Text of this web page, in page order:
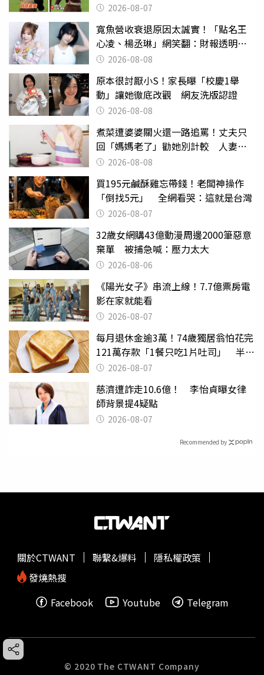
2026-08-07
寬魚營收衰退原因太誠實！「點名王
心凌、楊丞琳」網笑翻：財報透明度
滿分2026-08-08
原本很討厭小S！家長曝「校慶1舉
動」讓她徹底改觀 網友洗版認證
2026-08-08
煮菜遭婆婆關火還一路追罵！丈夫只
回「媽媽老了」勸她別計較 人妻超
崩潰：我像台傭
2026-08-08
買195元鹹酥雞忘帶錢！老闆神操作
「倒找5元」 全網看哭：這就是台灣
2026-08-07
32歲女網購43億動漫周邊2000筆惡意
棄單 被捕急喊：壓力太大
2026-08-06
《陽光女子》串流上線！7.7億票房電
影在家就能看
2026-08-07
每月退休金逾3萬！74歲獨居翁怕花完
121萬存款「1餐只吃1片吐司」 半年
後暴瘦嚇壞女兒
2026-08-07
慈濟遭詐走10.6億！ 李怡貞曝女律
師背景提4疑點
2026-08-07
Recommended by
關於CTWANT 聯繫&爆料
隱私權政策
發燒熱搜
Facebook
Youtube Telegram
© 2020 The CTWANT Company